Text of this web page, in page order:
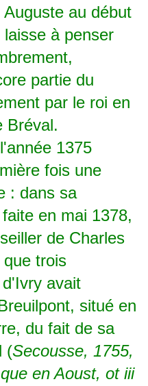
au début
à penser
partie du
par le roi en
Bréval.
1375
fois une
: dans sa
en mai 1378,
de Charles
trois
avait
situé en
du fait de sa
(Secousse, 1755,
en Aoust, ot iii